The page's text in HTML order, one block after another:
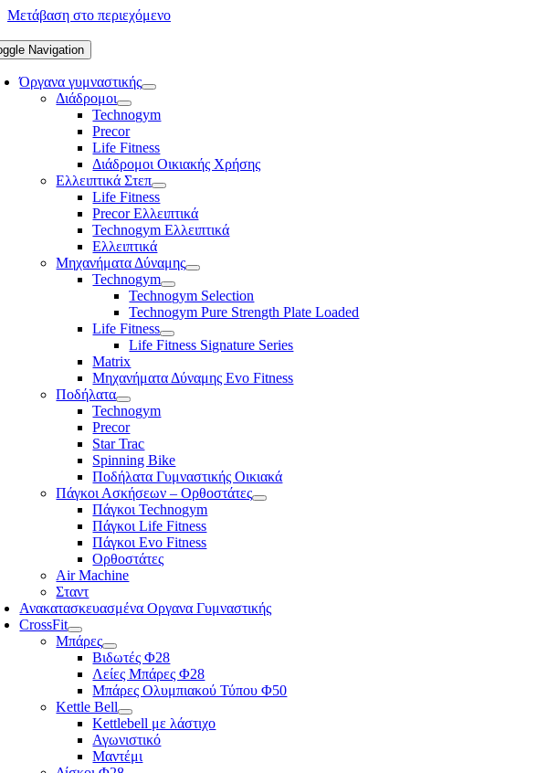
Μετάβαση στο περιεχόμενο
Navigation
Όργανα γυμναστικής
Διάδρομοι
Technogym
Precor
Life Fitness
Διάδρομοι Οικιακής Χρήσης
Ελλειπτικά Στεπ
Life Fitness
Precor Ελλειπτικά
Technogym Ελλειπτικά
Ελλειπτικά
Μηχανήματα Δύναμης
Technogym
Technogym Selection
Technogym Pure Strength Plate Loaded
Life Fitness
Life Fitness Signature Series
Matrix
Μηχανήματα Δύναμης Evo Fitness
Ποδήλατα
Technogym
Precor
Star Trac
Spinning Bike
Ποδήλατα Γυμναστικής Οικιακά
Πάγκοι Ασκήσεων – Ορθοστάτες
Πάγκοι Technogym
Πάγκοι Life Fitness
Πάγκοι Evo Fitness
Ορθοστάτες
Air Machine
Σταντ
Ανακατασκευασμένα Οργανα Γυμναστικής
CrossFit
Μπάρες
Βιδωτές Φ28
Λείες Μπάρες Φ28
Μπάρες Ολυμπιακού Τύπου Φ50
Kettle Bell
Kettlebell με λάστιχο
Αγωνιστικό
Μαντέμι